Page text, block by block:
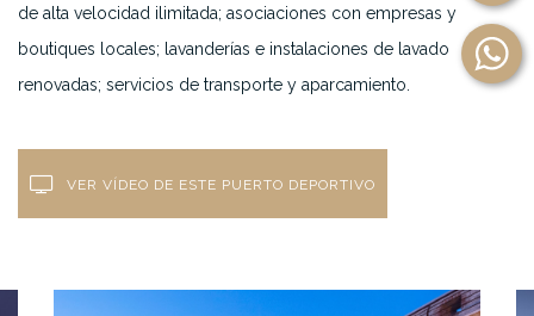
de alta velocidad ilimitada; asociaciones con empresas y
boutiques locales; lavanderías e instalaciones de lavado
renovadas; servicios de transporte y aparcamiento.
VER VÍDEO DE ESTE PUERTO DEPORTIVO